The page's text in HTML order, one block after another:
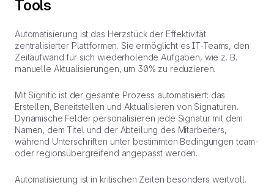
Tools
Automatisierung ist das Herzstück der Effektivität
zentralisierter Plattformen. Sie ermöglicht es IT-Teams, den
Zeitaufwand für sich wiederholende Aufgaben, wie z. B.
manuelle Aktualisierungen, um 30% zu reduzieren.
Mit Signitic ist der gesamte Prozess automatisiert: das
Erstellen, Bereitstellen und Aktualisieren von Signaturen.
Dynamische Felder personalisieren jede Signatur mit dem
Namen, dem Titel und der Abteilung des Mitarbeiters,
während Unterschriften unter bestimmten Bedingungen team-
oder regionsübergreifend angepasst werden.
Automatisierung ist in kritischen Zeiten besonders wertvoll.